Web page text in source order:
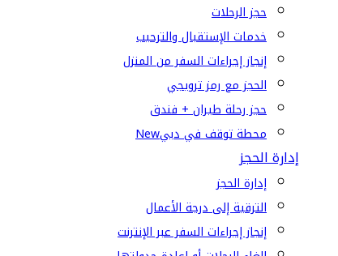
حجز الرحلات
خدمات الإستقبال والترحيب
إنجاز إجراءات السفر من المنزل
الحجز مع رمز ترويجي
حجز رحلة طيران + فندق
محطة توقف في دبيNew
إدارة الحجز
إدارة الحجز
الترقية إلى درجة الأعمال
إنجاز إجراءات السفر عبر الإنترنت